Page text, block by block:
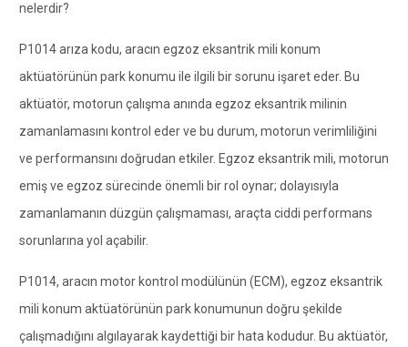
nelerdir?
P1014 arıza kodu, aracın egzoz eksantrik mili konum
aktüatörünün park konumu ile ilgili bir sorunu işaret eder. Bu
aktüatör, motorun çalışma anında egzoz eksantrik milinin
zamanlamasını kontrol eder ve bu durum, motorun verimliliğini
ve performansını doğrudan etkiler. Egzoz eksantrik mili, motorun
emiş ve egzoz sürecinde önemli bir rol oynar; dolayısıyla
zamanlamanın düzgün çalışmaması, araçta ciddi performans
sorunlarına yol açabilir.
P1014, aracın motor kontrol modülünün (ECM), egzoz eksantrik
mili konum aktüatörünün park konumunun doğru şekilde
çalışmadığını algılayarak kaydettiği bir hata kodudur. Bu aktüatör,